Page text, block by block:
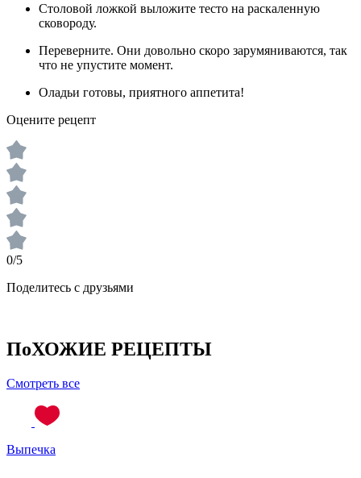
Столовой ложкой выложите тесто на раскаленную
сковороду.
Переверните. Они довольно скоро зарумяниваются, так
что не упустите момент.
Оладьи готовы, приятного аппетита!
Оцените рецепт
0/5
Поделитесь с друзьями
ПоХОЖИЕ РЕЦЕПТЫ
Смотреть все
Выпечка